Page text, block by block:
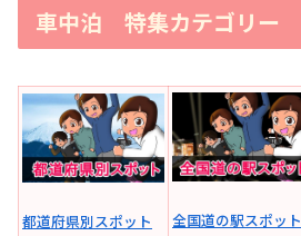
車中泊 特集カテゴリー
都道府県別スポット 全国道の駅スポット